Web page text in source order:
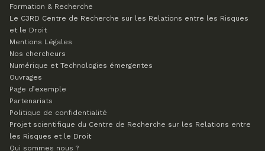
Formation & Recherche
Le C3RD Centre de Recherche sur les Relations entre les Risques
et le Droit
Mentions Légales
Nos chercheurs
Numérique et Technologies émergentes
Ouvrages
Page d’exemple
Partenariats
Politique de confidentialité
Projet scientifique du Centre de Recherche sur les Relations entre
les Risques et le Droit
Qui sommes nous ?